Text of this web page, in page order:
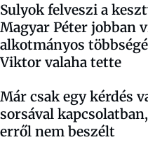
Sulyok felveszi a
Magyar Péter jobban
alkotmányos
Viktor valaha tette
Már csak egy kérdés
sorsával
erről nem beszélt